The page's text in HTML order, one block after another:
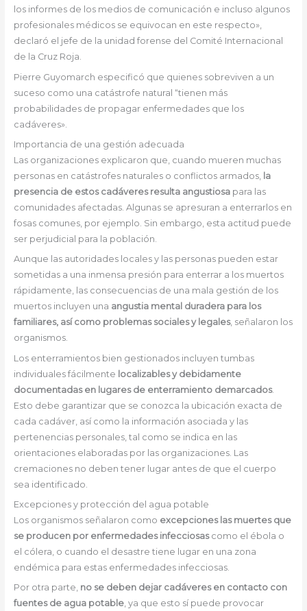
los informes de los medios de comunicación e incluso algunos
profesionales médicos se equivocan en este respecto»,
declaró el jefe de la unidad forense del Comité Internacional
de la Cruz Roja.
Pierre Guyomarch especificó que quienes sobreviven a un
suceso como una catástrofe natural “tienen más
probabilidades de propagar enfermedades que los
cadáveres».
Importancia de una gestión adecuada
Las organizaciones explicaron que, cuando mueren muchas
personas en catástrofes naturales o conflictos armados,
la
presencia de estos cadáveres resulta angustiosapara las
comunidades afectadas. Algunas se apresuran a enterrarlos en
fosas comunes, por ejemplo. Sin embargo, esta actitud puede
ser perjudicial para la población.
Aunque las autoridades locales y las personas pueden estar
sometidas a una inmensa presión para enterrar a los muertos
rápidamente, las consecuencias de una mala gestión de los
muertos incluyen una angustia mental duradera para los
familiares, así como problemas sociales y legales, señalaron los
organismos.
Los enterramientos bien gestionados incluyen tumbas
individuales fácilmente localizables y debidamente
documentadas en lugares de enterramiento demarcados.
Esto debe garantizar que se conozca la ubicación exacta de
cada cadáver, así como la información asociada y las
pertenencias personales, tal como se indica en las
orientaciones elaboradas por las organizaciones. Las
cremaciones no deben tener lugar antes de que el cuerpo
sea identificado.
Excepciones y protección del agua potable
Los organismos señalaron como excepciones las muertes que
se producen por enfermedades infecciosascomo el ébola o
el cólera, o cuando el desastre tiene lugar en una zona
endémica para estas enfermedades infecciosas.
Por otra parte, no se deben dejar cadáveres en contacto con
fuentes de agua potable, ya que esto sí puede provocar